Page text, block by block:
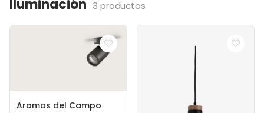
Iluminación 3 productos
Aromas del Campo